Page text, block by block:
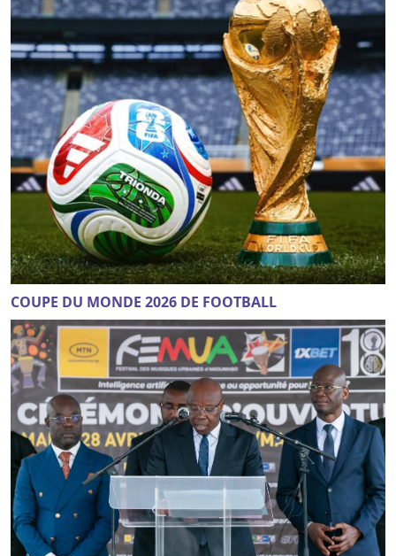
COUPE DU MONDE 2026 DE FOOTBALL